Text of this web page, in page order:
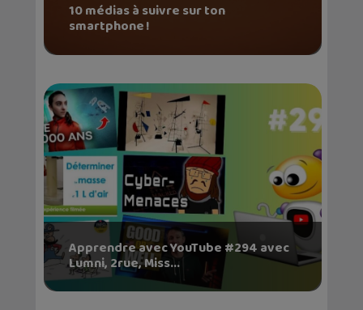
10 médias à suivre sur ton
smartphone !
Apprendre avec YouTube #294 avec
Lumni, 2rue, Miss...